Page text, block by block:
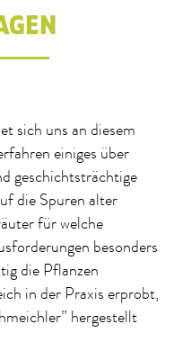
sich uns an diesem
einiges über
geschichtsträchtige
die Spuren alter
für welche
besonders
die Pflanzen
in der Praxis erprobt,
hergestellt